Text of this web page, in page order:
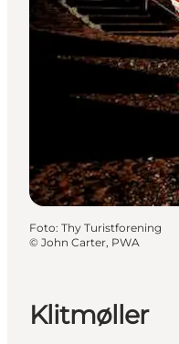
Klitmøller
Foto: Thy Turistforening
© John Carter, PWA